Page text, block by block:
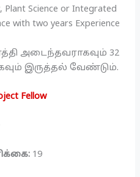
Plant Science or Integrated
with two years Experience
அடைந்தவராகவும் 32
இருத்தல் வேண்டும்.
Fellow
19